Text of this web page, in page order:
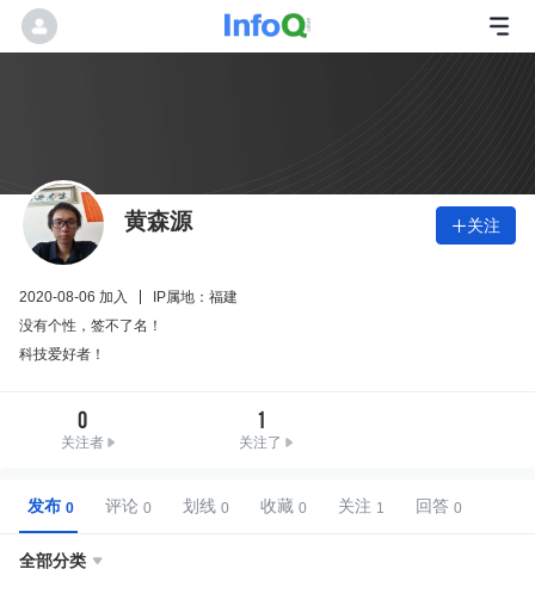
黄森源 关注
2020-08-06 加入
IP属地：福建
没有个性，签不了名！
科技爱好者！
0
关注者
1
关注了
发布 评论 划线 收藏 关注 回答
全部分类 